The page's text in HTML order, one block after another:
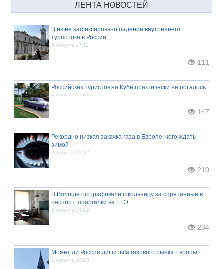
ЛЕНТА НОВОСТЕЙ
В июне зафиксировано падение внутреннего
турпотока в России
5 Августа 17:11
111
Российских туристов на Кубе практически не осталось
4 Августа 17:41
147
Рекордно низкая закачка газа в Европе: чего ждать
зимой
3 Августа 13:32
210
В Вологде оштрафовали школьницу за спрятанные в
паспорт шпаргалки на ЕГЭ
2 Августа 14:19
234
Может ли Россия лишиться газового рынка Европы?
1 Августа 16:23